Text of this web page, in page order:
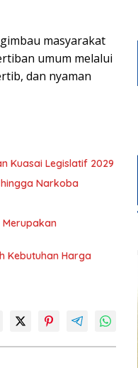
masyarakat
umum melalui
dan nyaman
Kuasai Legislatif 2029
hingga Narkoba
Kebutuhan Harga